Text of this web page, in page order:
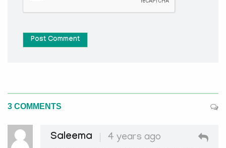
Post Comment
3 COMMENTS
Saleema
4 years ago